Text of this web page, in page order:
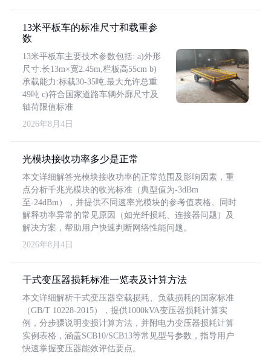
13米平板车的标准尺寸和载重参
数
13米平板车主要技术参数包括: a)外形
尺寸:长13m×宽2.45m,栏板高55cm b)
承载能力:标载30-35吨,最大允许总重
49吨 c)符合国家道路车辆外廓尺寸及
轴荷限值标准
2026年8月4日
光模块接收功率多少是正常
本文详细解答光模块接收功率的正常范围及影响因素，重
点分析千兆光模块的收光标准（典型值为-3dBm
至-24dBm），并提供不同速率光模块的参考值表格。同时
解释功率异常的常见原因（如光纤损耗、连接器问题）及
解决方案，帮助用户快速判断网络性能问题。
2026年8月4日
干式变压器损耗标准一览表及计算方法
本文详细解析干式变压器空载损耗、负载损耗的国家标准
（GB/T 10228-2015），提供1000kVA变压器损耗计算实
例，分步骤说明变损计算方法，并附电力变压器损耗计算
实例表格，涵盖SCB10/SCB13等常见型号参数，指导用户
快速掌握变压器能效评估要点。